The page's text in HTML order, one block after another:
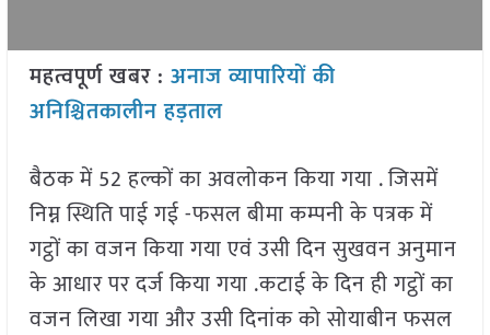
महत्वपूर्ण खबर : अनाज व्यापारियों की
अनिश्चितकालीन हड़ताल
बैठक में 52 हल्कों का अवलोकन किया गया . जिसमें
निम्न स्थिति पाई गई -फसल बीमा कम्पनी के पत्रक में
गट्ठों का वजन किया गया एवं उसी दिन सुखवन अनुमान
के आधार पर दर्ज किया गया .कटाई के दिन ही गट्ठों का
वजन लिखा गया और उसी दिनांक को सोयाबीन फसल